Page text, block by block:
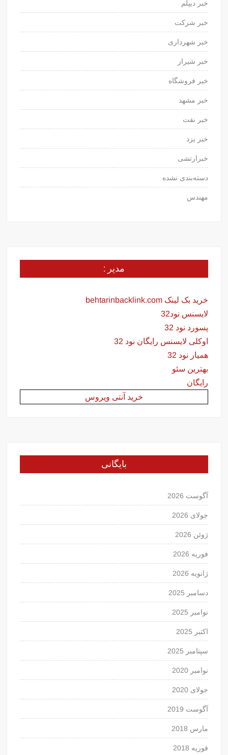
خبر دیپلم
خبر شرکت
خبر شهرداری
خبر شیراز
خبر فروشگاه
خبر مشهد
خبر نفت
خبر یزد
خبرارتشی
دسته‌بندی نشده
مهندس
مدیر :
خرید بک لینک behtarinbacklink.com
لایسنس نود32
پسورد نود 32
اوکلی لایسنس رایگان نود 32
همیار نود 32
بهترین سئو
رایگان
خرید آنتی ویروس
بایگانی
آگوست 2026
جولای 2026
ژوئن 2026
فوریه 2026
ژانویه 2026
دسامبر 2025
نوامبر 2025
اکتبر 2025
سپتامبر 2025
نوامبر 2020
جولای 2020
آگوست 2019
مارس 2018
فوریه 2018